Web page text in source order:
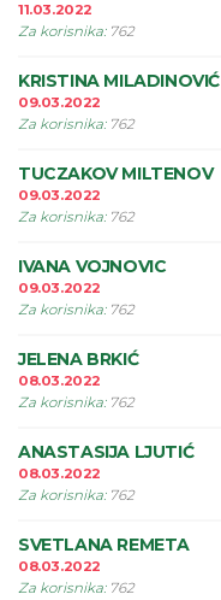
11.03.2022
Za korisnika: 762
KRISTINA MILADINOVIĆ
09.03.2022
Za korisnika: 762
TUCZAKOV MILTENOV
09.03.2022
Za korisnika: 762
IVANA VOJNOVIC
09.03.2022
Za korisnika: 762
JELENA BRKIĆ
08.03.2022
Za korisnika: 762
ANASTASIJA LJUTIĆ
08.03.2022
Za korisnika: 762
SVETLANA REMETA
08.03.2022
Za korisnika: 762